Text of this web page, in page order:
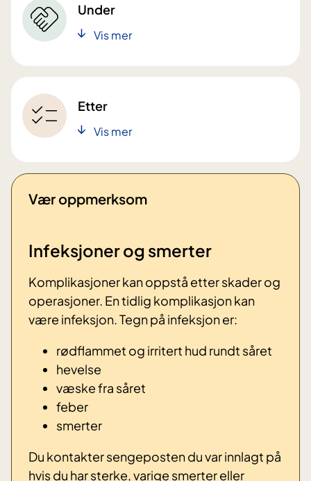
Under
Vis mer
Etter
Vis mer
Vær oppmerksom
Infeksjoner og smerter
Komplikasjoner kan oppstå etter skader og
operasjoner. En tidlig komplikasjon kan
være infeksjon. Tegn på infeksjon er:
rødflammet og irritert hud rundt såret
hevelse
væske fra såret
feber
smerter
Du kontakter sengeposten du var innlagt på
hvis du har sterke, varige smerter eller